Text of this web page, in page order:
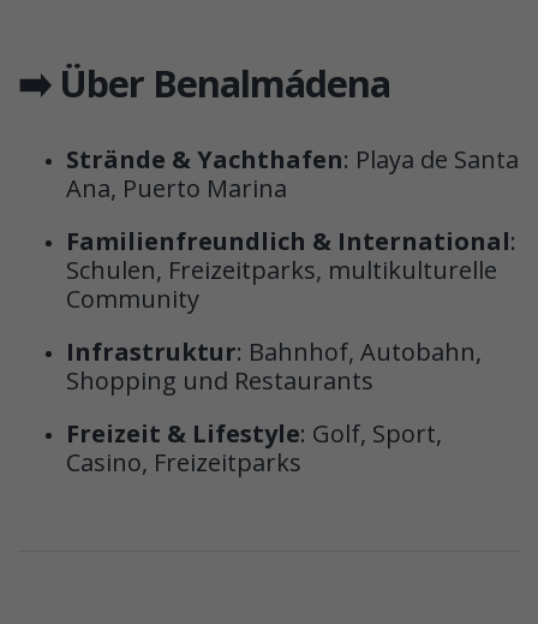
➡️ Über Benalmádena
Strände & Yachthafen: Playa de Santa
Ana, Puerto Marina
Familienfreundlich & International:
Schulen, Freizeitparks, multikulturelle
Community
Infrastruktur: Bahnhof, Autobahn,
Shopping und Restaurants
Freizeit & Lifestyle: Golf, Sport,
Casino, Freizeitparks